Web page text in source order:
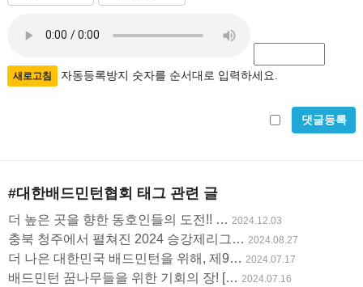
름
밀
수
등
새로고침 자동등록방지 숫자를 순서대로 입력하세요.
비
용
#대한배드민턴협회 태그 관련 글
더 높은 곳을 향한 동호인들의 도전!! … 2024.12.03
충북 청주에서 펼쳐진 2024 승강제리그… 2024.08.27
더 나은 대한민국 배드민턴을 위해, 제9… 2024.07.17
배드민턴 꿈나무들을 위한 기회의 장! [… 2024.07.16